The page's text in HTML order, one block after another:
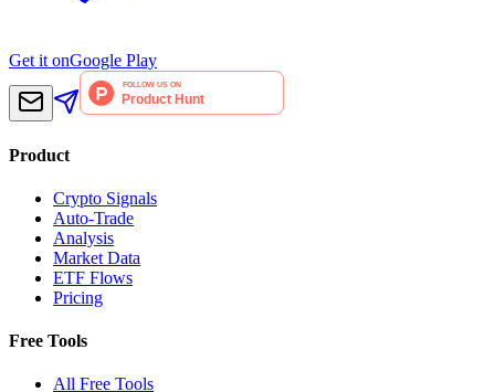
Get it onGoogle Play
Product
Crypto Signals
Auto-Trade
Analysis
Market Data
ETF Flows
Pricing
Free Tools
All Free Tools